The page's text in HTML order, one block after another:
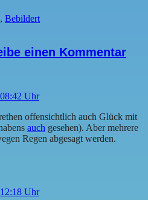
, Bebildert
einen Kommentar
Uhr
offensichtlich auch Glück mit
auch gesehen). Aber mehrere
Regen abgesagt werden.
Uhr